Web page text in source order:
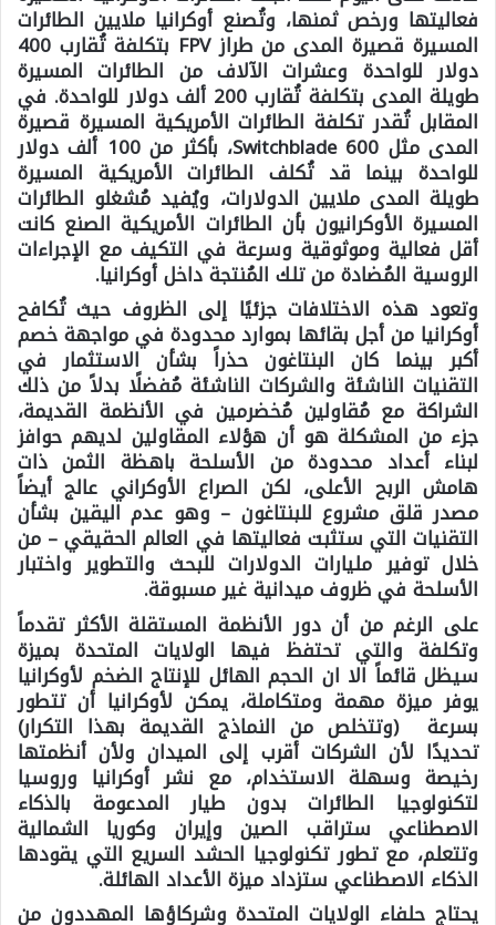
فعاليتها ورخص ثمنها، وتُصنع أوكرانيا ملايين الطائرات
المسيرة قصيرة المدى من طراز FPV بتكلفة تُقارب 400
دولار للواحدة وعشرات الآلاف من الطائرات المسيرة
طويلة المدى بتكلفة تُقارب 200 ألف دولار للواحدة. في
المقابل تُقدر تكلفة الطائرات الأمريكية المسيرة قصيرة
المدى مثل Switchblade 600، بأكثر من 100 ألف دولار
للواحدة بينما قد تُكلف الطائرات الأمريكية المسيرة
طويلة المدى ملايين الدولارات، ويُفيد مُشغلو الطائرات
المسيرة الأوكرانيون بأن الطائرات الأمريكية الصنع كانت
أقل فعالية وموثوقية وسرعة في التكيف مع الإجراءات
الروسية المُضادة من تلك المُنتجة داخل أوكرانيا.
وتعود هذه الاختلافات جزئيًا إلى الظروف حيث تُكافح
أوكرانيا من أجل بقائها بموارد محدودة في مواجهة خصم
أكبر بينما كان البنتاغون حذراً بشأن الاستثمار في
التقنيات الناشئة والشركات الناشئة مُفضلًا بدلاً من ذلك
الشراكة مع مُقاولين مُخضرمين في الأنظمة القديمة،
جزء من المشكلة هو أن هؤلاء المقاولين لديهم حوافز
لبناء أعداد محدودة من الأسلحة باهظة الثمن ذات
هامش الربح الأعلى، لكن الصراع الأوكراني عالج أيضاً
مصدر قلق مشروع للبنتاغون – وهو عدم اليقين بشأن
التقنيات التي ستثبت فعاليتها في العالم الحقيقي – من
خلال توفير مليارات الدولارات للبحث والتطوير واختبار
الأسلحة في ظروف ميدانية غير مسبوقة.
على الرغم من أن دور الأنظمة المستقلة الأكثر تقدماً
وتكلفة والتي تحتفظ فيها الولايات المتحدة بميزة
سيظل قائماً الا ان الحجم الهائل للإنتاج الضخم لأوكرانيا
يوفر ميزة مهمة ومتكاملة، يمكن لأوكرانيا أن تتطور
بسرعة (وتتخلص من النماذج القديمة بهذا التكرار)
تحديدًا لأن الشركات أقرب إلى الميدان ولأن أنظمتها
رخيصة وسهلة الاستخدام، مع نشر أوكرانيا وروسيا
لتكنولوجيا الطائرات بدون طيار المدعومة بالذكاء
الاصطناعي ستراقب الصين وإيران وكوريا الشمالية
وتتعلم، مع تطور تكنولوجيا الحشد السريع التي يقودها
الذكاء الاصطناعي ستزداد ميزة الأعداد الهائلة.
يحتاج حلفاء الولايات المتحدة وشركاؤها المهددون من